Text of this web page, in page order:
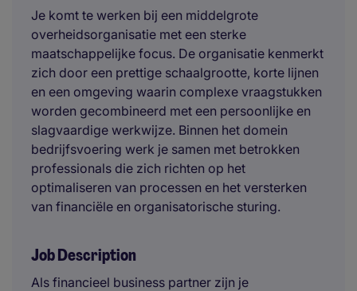
Je komt te werken bij een middelgrote
overheidsorganisatie met een sterke
maatschappelijke focus. De organisatie kenmerkt
zich door een prettige schaalgrootte, korte lijnen
en een omgeving waarin complexe vraagstukken
worden gecombineerd met een persoonlijke en
slagvaardige werkwijze. Binnen het domein
bedrijfsvoering werk je samen met betrokken
professionals die zich richten op het
optimaliseren van processen en het versterken
van financiële en organisatorische sturing.
Job Description
Als financieel business partner zijn je